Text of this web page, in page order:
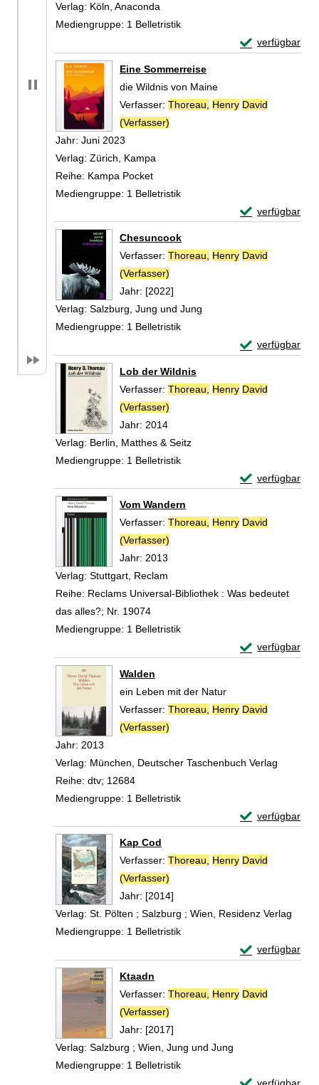
Verlag: Köln, Anaconda
Mediengruppe: 1 Belletristik
verfügbar
Exemplar-
Eine Sommerreise
die Wildnis von Maine
Verfasser: Thoreau, Henry David
(Verfasser)
Jahr: Juni 2023
Verlag: Zürich, Kampa
Reihe: Kampa Pocket
Mediengruppe: 1 Belletristik
verfügbar
Exemplar-
Chesuncook
Verfasser: Thoreau, Henry David
(Verfasser)
Jahr: [2022]
Verlag: Salzburg, Jung und Jung
Mediengruppe: 1 Belletristik
verfügbar
Exemplar-
Lob der Wildnis
Verfasser: Thoreau, Henry David
(Verfasser)
Jahr: 2014
Verlag: Berlin, Matthes & Seitz
Mediengruppe: 1 Belletristik
verfügbar
Exemplar-
Vom Wandern
Verfasser: Thoreau, Henry David
(Verfasser)
Jahr: 2013
Verlag: Stuttgart, Reclam
Reihe: Reclams Universal-Bibliothek : Was bedeutet
das alles?; Nr. 19074
Mediengruppe: 1 Belletristik
verfügbar
Exemplar-
Walden
ein Leben mit der Natur
Verfasser: Thoreau, Henry David
(Verfasser)
Jahr: 2013
Verlag: München, Deutscher Taschenbuch Verlag
Reihe: dtv; 12684
Mediengruppe: 1 Belletristik
verfügbar
Exemplar-
Kap Cod
Verfasser: Thoreau, Henry David
(Verfasser)
Jahr: [2014]
Verlag: St. Pölten ; Salzburg ; Wien, Residenz Verlag
Mediengruppe: 1 Belletristik
verfügbar
Exemplar-
Ktaadn
Verfasser: Thoreau, Henry David
(Verfasser)
Jahr: [2017]
Verlag: Salzburg ; Wien, Jung und Jung
Mediengruppe: 1 Belletristik
verfügbar
Exemplar-